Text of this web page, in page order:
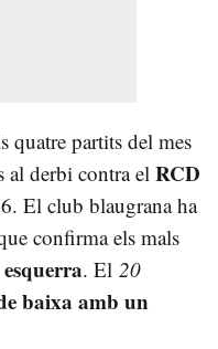
quatre partits del mes
al derbi contra el RCD
El club blaugrana ha
confirma els mals
. El 20
baixa amb un